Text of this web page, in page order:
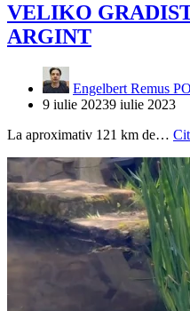
VELIKO
ARGINT
Engelbert Remus
9 iulie 20239 iulie 2023
La aproximativ 121 km de…